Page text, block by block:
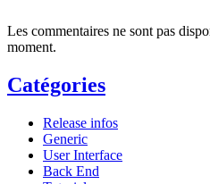
Les commentaires ne sont pas
moment.
Catégories
Release infos
Generic
User Interface
Back End